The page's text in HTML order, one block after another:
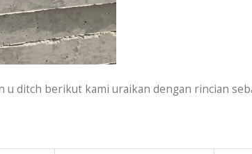
ditch berikut kami uraikan dengan rincian